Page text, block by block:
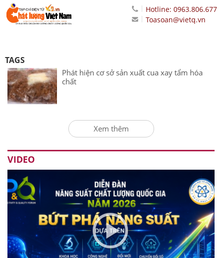
Hotline: 0963.806.677
Toasoan@vietq.vn
TAGS
Phát hiện cơ sở sản xuất cua xay tẩm hóa
chất
Xem thêm
VIDEO